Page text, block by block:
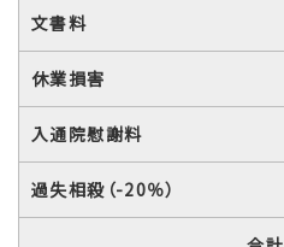
文書料
休業損害
入通院慰謝料
過失相殺（-20％）